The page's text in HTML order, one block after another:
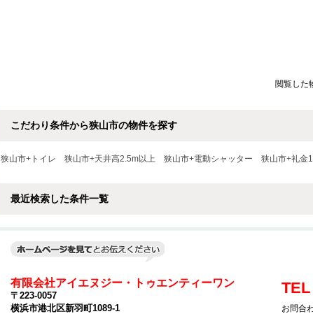
閲覧した
こだわり条件から狭山市の物件を探す
狭山市+トイレ 狭山市+天井高2.5m以上 狭山市+電動シャッター 狭山市+礼金
最近検索した条件一覧
有限会社アイエヌジー・トゥエンティーワン
〒223-0057
横浜市港北区新羽町1089-1
TEL
お問合